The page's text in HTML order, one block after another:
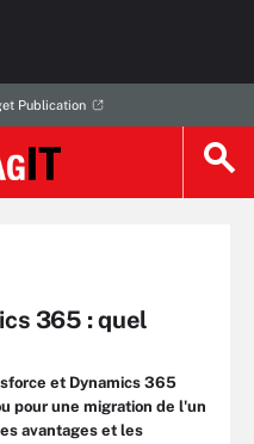
Publication
365 : quel
et Dynamics 365
pour une migration de l'un
avantages et les